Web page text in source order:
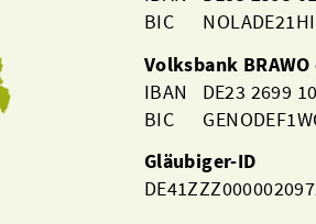
BIC
Volksbank BRAWO
IBAN DE23 2699
BIC
Gläubiger-ID